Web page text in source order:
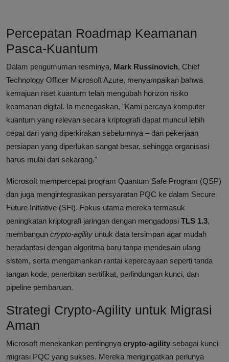
Percepatan Roadmap Keamanan
Pasca-Kuantum
Dalam pengumuman resminya, Mark Russinovich, Chief
Technology Officer Microsoft Azure, menyampaikan bahwa
kemajuan riset kuantum telah mengubah horizon risiko
keamanan digital. Ia menegaskan, "Kami percaya komputer
kuantum yang relevan secara kriptografi dapat muncul lebih
cepat dari yang diperkirakan sebelumnya – dan pekerjaan
persiapan yang diperlukan sangat besar, sehingga organisasi
harus mulai dari sekarang."
Microsoft mempercepat program Quantum Safe Program (QSP)
dan juga mengintegrasikan persyaratan PQC ke dalam Secure
Future Initiative (SFI). Fokus utama mereka termasuk
peningkatan kriptografi jaringan dengan mengadopsi TLS 1.3,
membangun crypto-agility untuk data tersimpan agar mudah
beradaptasi dengan algoritma baru tanpa mendesain ulang
sistem, serta mengamankan rantai kepercayaan seperti tanda
tangan kode, penerbitan sertifikat, perlindungan kunci, dan
pipeline pembaruan.
Strategi Crypto-Agility untuk Migrasi
Aman
Microsoft menekankan pentingnya crypto-agility sebagai kunci
migrasi PQC yang sukses. Mereka mengingatkan perlunya